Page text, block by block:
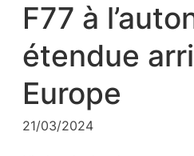
F77 à
étendue
Europe
21/03/2024